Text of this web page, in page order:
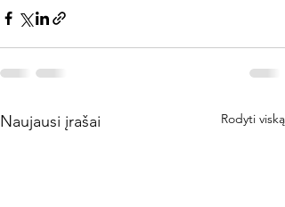
Naujausi įrašai Rodyti viską